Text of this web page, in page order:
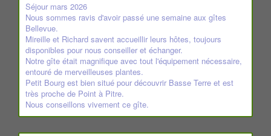
Séjour mars 2026
Nous sommes ravis d'avoir passé une semaine aux gîtes
Bellevue.
Mireille et Richard savent accueillir leurs hôtes, toujours
disponibles pour nous conseiller et échanger.
Notre gîte était magnifique avec tout l'équipement nécessaire,
entouré de merveilleuses plantes.
Petit Bourg est bien situé pour découvrir Basse Terre et est
très proche de Point à Pitre.
Nous conseillons vivement ce gîte.